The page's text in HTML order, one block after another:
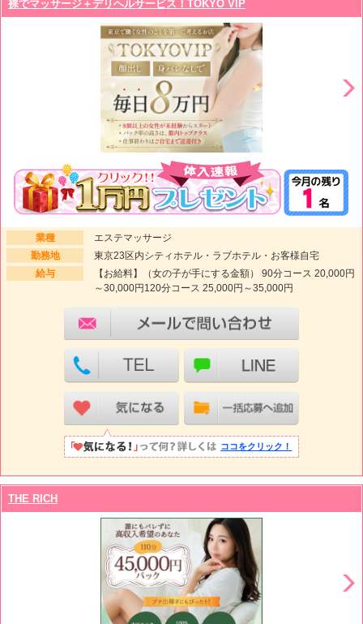
裸でマッサージ＋デリヘルサービス！TOKYO VIP
業種
エステマッサージ
勤務地
東京23区内シティホテル・ラブホテル・お客様自宅
給与
【お給料】（女の子が手にする金額） 90分コース 20,000円
～30,000円120分コース 25,000円～35,000円
ココをクリック！
THE RICH